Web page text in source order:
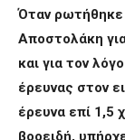
Όταν ρωτήθηκε
Αποστολάκη
και για τον
έρευνας στον
έρευνα επί 1,5
βοοειδή,